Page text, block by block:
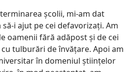
şcolii, mi-am dat
i ajut pe cei defavorizaţi. Am
oamenii fără adăpost şi de cei
tulburări de învăţare. Apoi am
în domeniul ştiinţelor